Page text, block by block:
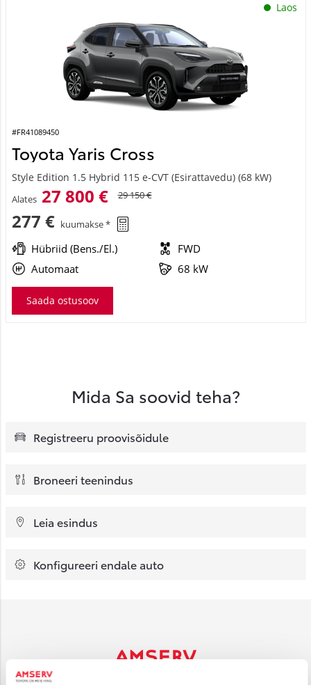
Laos
#FR41089450
Toyota Yaris Cross
Style Edition 1.5 Hybrid 115 e-CVT (Esirattavedu) (68 kW)
Alates 27 800 € 29 150 €
277 € kuumakse *
Hübriid (Bens./El.)
FWD
Automaat
68 kW
Saada ostusoov
Mida Sa soovid teha?
Registreeru proovisõidule
Broneeri teenindus
Leia esindus
Konfigureeri endale auto